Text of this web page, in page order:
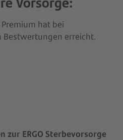
Premium hat bei
Bestwertungen erreicht.
zur ERGO Sterbevorsorge